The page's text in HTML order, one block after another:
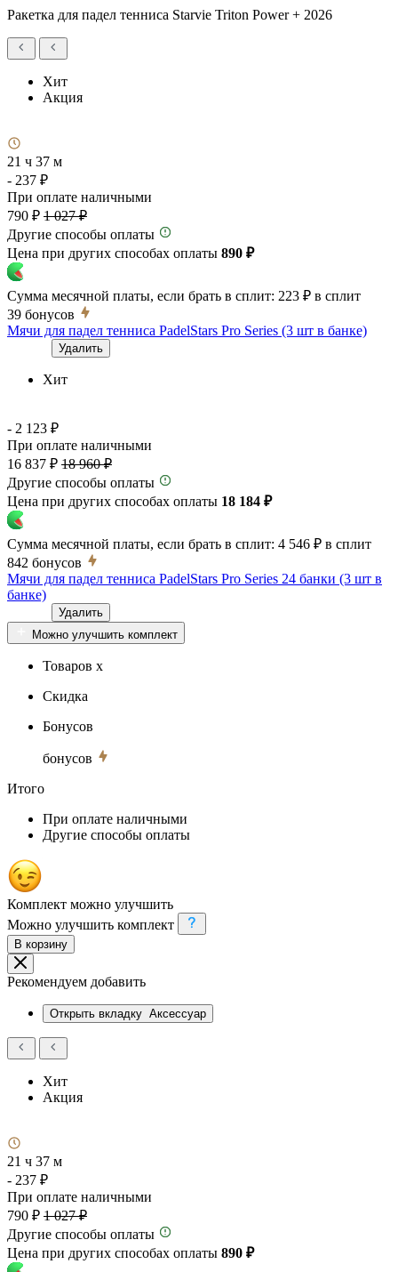
Ракетка для падел тенниса Starvie Triton Power + 2026
Хит
Акция
21 ч 37 м
- 237 ₽
При оплате наличными
790 ₽ 1 027 ₽
Другие способы оплаты
Цена при других способах оплаты 890 ₽
Сумма месячной платы, если брать в сплит: 223 ₽ в сплит
39 бонусов
Мячи для падел тенниса PadelStars Pro Series (3 шт в банке)
Удалить
Хит
- 2 123 ₽
При оплате наличными
16 837 ₽ 18 960 ₽
Другие способы оплаты
Цена при других способах оплаты 18 184 ₽
Сумма месячной платы, если брать в сплит: 4 546 ₽ в сплит
842 бонусов
Мячи для падел тенниса PadelStars Pro Series 24 банки (3 шт в
банке)
Удалить
Можно улучшить комплект
Товаров x
Скидка
Бонусов
бонусов
Итого
При оплате наличными
Другие способы оплаты
Комплект можно улучшить
Можно улучшить комплект
В корзину
Рекомендуем добавить
Открыть вкладку Аксессуар
Хит
Акция
21 ч 37 м
- 237 ₽
При оплате наличными
790 ₽ 1 027 ₽
Другие способы оплаты
Цена при других способах оплаты 890 ₽